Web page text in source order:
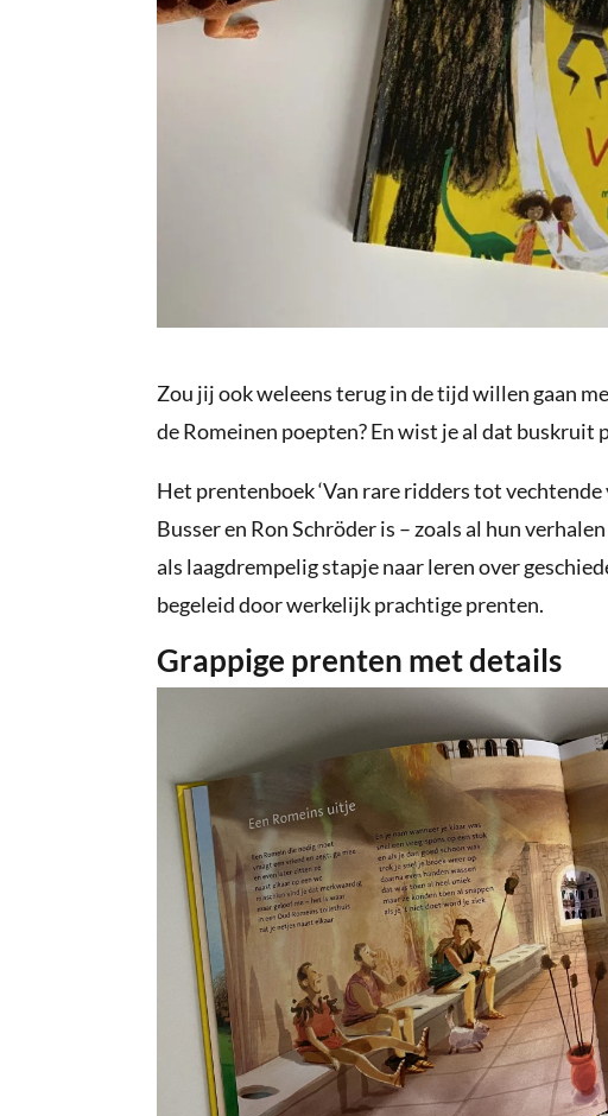
Zou jij ook weleens terug in de tijd willen gaan
de Romeinen poepten? En wist je al dat buskruit
Het prentenboek ‘Van rare ridders tot
Busser en Ron Schröder is – zoals al hun
als laagdrempelig stapje naar leren over
begeleid door werkelijk prachtige prenten.
Grappige prenten met details